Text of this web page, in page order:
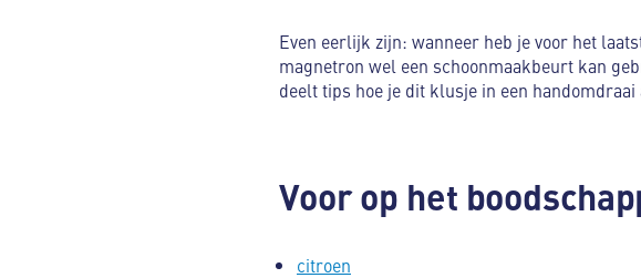
Even eerlijk zijn: wanneer heb je voor het
magnetron wel een schoonmaakbeurt kan
deelt tips hoe je dit klusje in een
Voor op het
citroen